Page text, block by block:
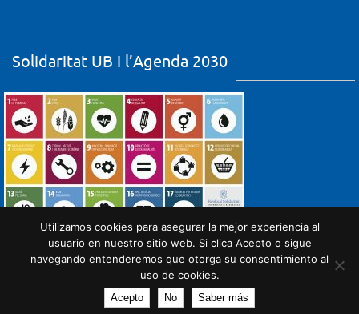
Solidaritat UB i l’Agenda 2030
Powered by Nirvana&WordPress.
Utilizamos cookies para asegurar la mejor experiencia al
usuario en nuestro sitio web. Si clica Acepto o sigue
navegando entenderemos que otorga su consentimiento al
uso de cookies.
Acepto No Saber más